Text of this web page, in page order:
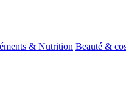
& Nutrition Beauté &